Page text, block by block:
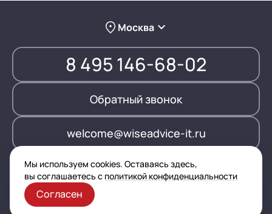
Москва
8 495 146-68-02
Обратный звонок
welcome@wiseadvice-it.ru
Москва, ул. Марксистская, д.34, корп.7, 3-й этаж (вход со
Мы используем cookies. Оставаясь здесь,
вы соглашаетесь с политикой конфиденциальности
Согласен